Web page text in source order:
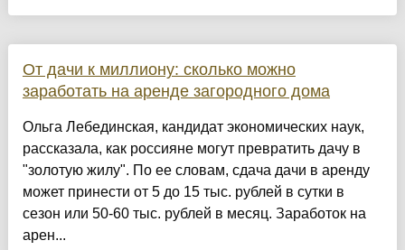
От дачи к миллиону: сколько можно
заработать на аренде загородного дома
Ольга Лебединская, кандидат экономических наук,
рассказала, как россияне могут превратить дачу в
"золотую жилу". По ее словам, сдача дачи в аренду
может принести от 5 до 15 тыс. рублей в сутки в
сезон или 50-60 тыс. рублей в месяц. Заработок на
арен...